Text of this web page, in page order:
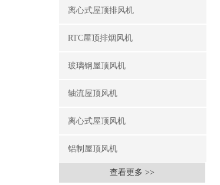
离心式屋顶排风机
RTC屋顶排烟风机
玻璃钢屋顶风机
轴流屋顶风机
离心式屋顶风机
铝制屋顶风机
查看更多 >>